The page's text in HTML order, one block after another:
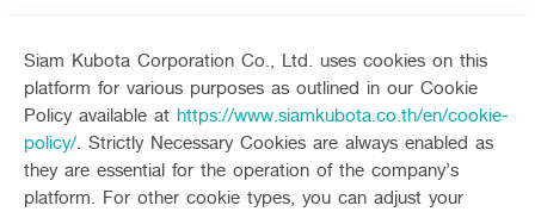
Siam Kubota Corporation Co., Ltd. uses cookies on this
platform for various purposes as outlined in our Cookie
Policy available at https://www.siamkubota.co.th/en/cookie-
policy/. Strictly Necessary Cookies are always enabled as
they are essential for the operation of the company’s
platform. For other cookie types, you can adjust your
ภายในเครื่อง เช่น วัดความเอียง, การเร่ง, ทิศทาง หรืออุณหภูมิ
เป็นต้น
เครื่องจักรกลทางการเกษตร มีอะไร
บ้าง ใช้ทำอะไร
Sitemap
Agriculture
Tractor
Tractor implement
Construction
Mini-excavator
Mini-excavator Implement
Follow up channel KUBOTA CONNECT :